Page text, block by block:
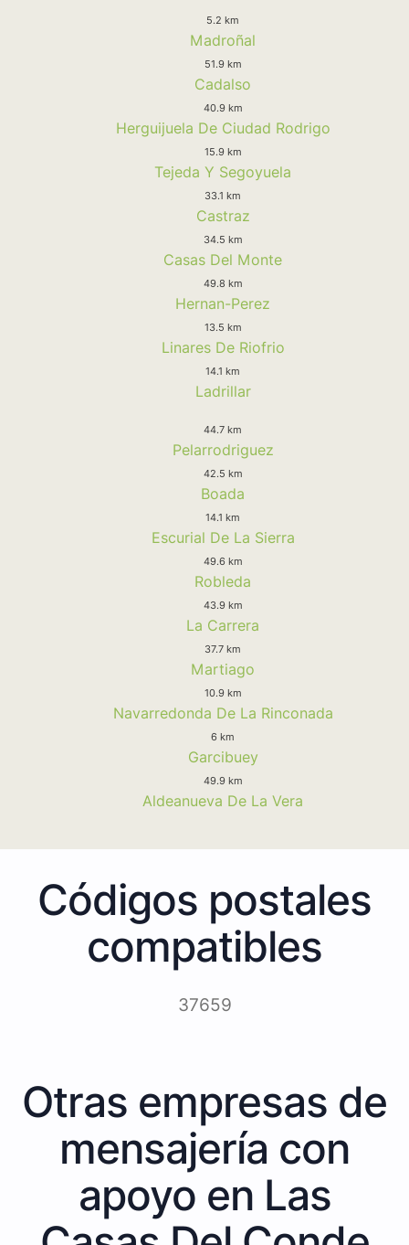
5.2 km
Madroñal
51.9 km
Cadalso
40.9 km
Herguijuela De Ciudad Rodrigo
15.9 km
Tejeda Y Segoyuela
33.1 km
Castraz
34.5 km
Casas Del Monte
49.8 km
Hernan-Perez
13.5 km
Linares De Riofrio
14.1 km
Ladrillar
44.7 km
Pelarrodriguez
42.5 km
Boada
14.1 km
Escurial De La Sierra
49.6 km
Robleda
43.9 km
La Carrera
37.7 km
Martiago
10.9 km
Navarredonda De La Rinconada
6 km
Garcibuey
49.9 km
Aldeanueva De La Vera
Códigos postales
compatibles
37659
Otras empresas de
mensajería con
apoyo en Las